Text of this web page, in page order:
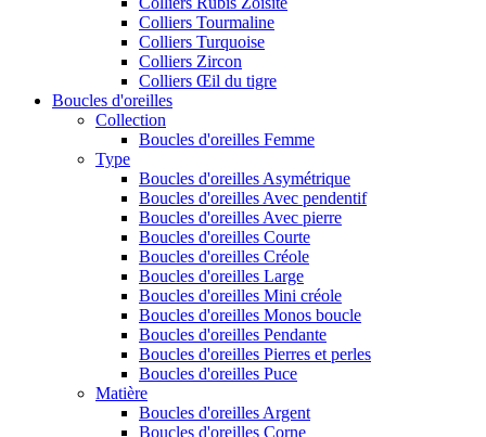
Colliers Tourmaline
Colliers Turquoise
Colliers Zircon
Colliers Œil du tigre
Boucles d'oreilles
Collection
Boucles d'oreilles Femme
Type
Boucles d'oreilles Asymétrique
Boucles d'oreilles Avec pendentif
Boucles d'oreilles Avec pierre
Boucles d'oreilles Courte
Boucles d'oreilles Créole
Boucles d'oreilles Large
Boucles d'oreilles Mini créole
Boucles d'oreilles Monos boucle
Boucles d'oreilles Pendante
Boucles d'oreilles Pierres et perles
Boucles d'oreilles Puce
Matière
Boucles d'oreilles Argent
Boucles d'oreilles Corne